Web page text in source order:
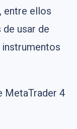
entre ellos
usar de
MetaTrader 4